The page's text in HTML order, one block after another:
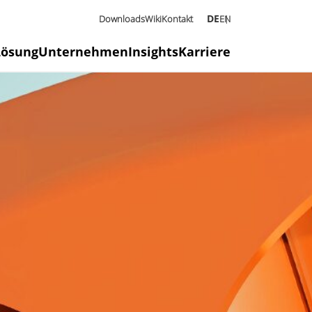
DownloadsWikiKontakt DEEN
UnternehmenInsightsKarriere